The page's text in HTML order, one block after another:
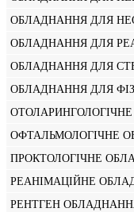
ОБЛАДНАННЯ ДЛЯ
ОБЛАДНАННЯ ДЛЯ
ОБЛАДНАННЯ ДЛЯ
ОБЛАДНАННЯ ДЛЯ
ОФТАЛЬМОЛОГІЧНЕ
ПРОКТОЛОГІЧНЕ
РЕАНІМАЦІЙНЕ
РЕНТГЕН